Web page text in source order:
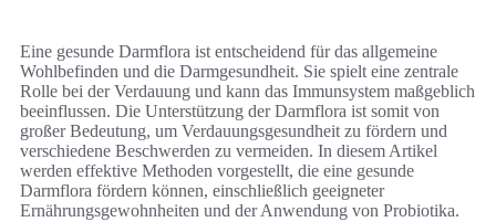
Eine gesunde Darmflora ist entscheidend für das allgemeine
Wohlbefinden und die Darmgesundheit. Sie spielt eine zentrale
Rolle bei der Verdauung und kann das Immunsystem maßgeblich
beeinflussen. Die Unterstützung der Darmflora ist somit von
großer Bedeutung, um Verdauungsgesundheit zu fördern und
verschiedene Beschwerden zu vermeiden. In diesem Artikel
werden effektive Methoden vorgestellt, die eine gesunde
Darmflora fördern können, einschließlich geeigneter
Ernährungsgewohnheiten und der Anwendung von Probiotika.